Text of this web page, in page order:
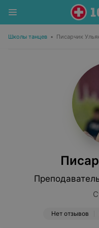
Школы танцев • Писарчик
Нет отзывов